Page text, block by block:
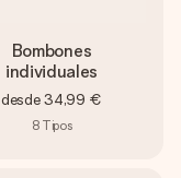
Bombones
individuales
desde 34,99 €
8 Tipos